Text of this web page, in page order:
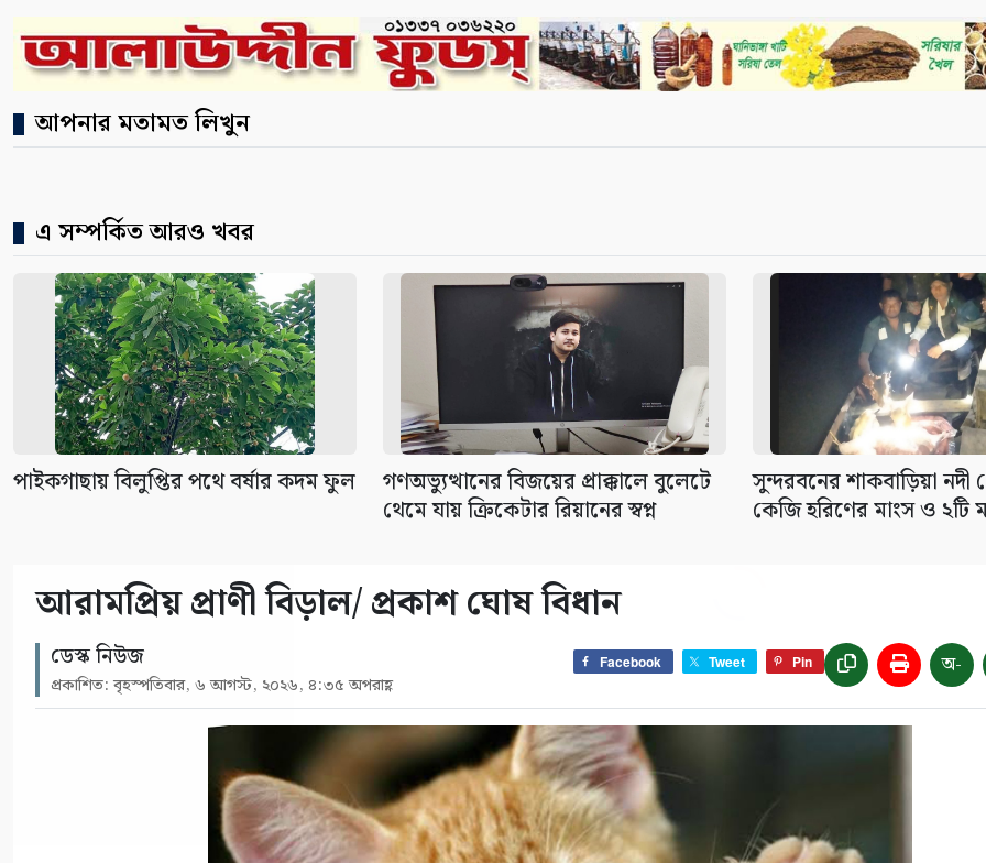
আপনার মতামত লিখুন
এ সম্পর্কিত আরও খবর
পাইকগাছায় বিলুপ্তির পথে বর্ষার কদম ফুল
গণঅভ্যুত্থানের বিজয়ের প্রাক্কালে বুলেটে
থেমে যায় ক্রিকেটার রিয়ানের স্বপ্ন
সুন্দরবনের শাকবাড়িয়া নদী
কেজি হরিণের মাংস ও ২টি
আরামপ্রিয় প্রাণী বিড়াল/ প্রকাশ ঘোষ বিধান
ডেস্ক নিউজ
প্রকাশিত: বৃহস্পতিবার, ৬ আগস্ট, ২০২৬, ৪:৩৫ অপরাহ্ণ
Facebook Tweet Pin অ-